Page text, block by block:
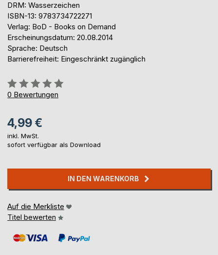
DRM: Wasserzeichen
ISBN-13: 9783734722271
Verlag: BoD - Books on Demand
Erscheinungsdatum: 20.08.2014
Sprache: Deutsch
Barrierefreiheit: Eingeschränkt zugänglich
Bewertung::
0%
0 Bewertungen
4,99 €
inkl. MwSt.
sofort verfügbar als Download
IN DEN WARENKORB
Auf die Merkliste
Titel bewerten